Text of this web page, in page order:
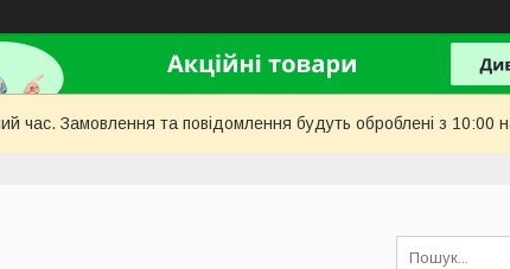
час. Замовлення та повідомлення будуть оброблені з 10:00